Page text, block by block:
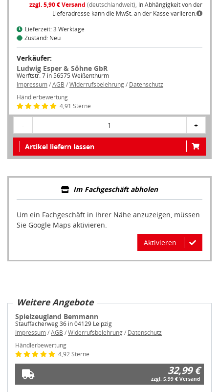
zzgl. 5,90 € Versand (deutschlandweit), In Abhängigkeit von der
Lieferadresse kann die MwSt. an der Kasse variieren.
Lieferzeit: 3 Werktage
Zustand: Neu
Verkäufer:
Ludwig Esper & Söhne GbR
Werftstr. 7 in 56575 Weißenthurm
Impressum/AGB /Widerrufsbelehrung/ Datenschutz
Händlerbewertung
4,91 Sterne
- 1 +
Artikel liefern lassen
Im Fachgeschäft abholen
Um ein Fachgeschäft in Ihrer Nähe anzuzeigen, müssen
Sie Google Maps aktivieren.
Aktivieren
Weitere Angebote
Spielzeugland Bemmann
Stauffacherweg 36 in 04129 Leipzig
Impressum/AGB /Widerrufsbelehrung/ Datenschutz
Händlerbewertung
4,92 Sterne
32,99 €
zzgl. 5,99 € Versand